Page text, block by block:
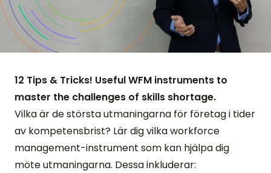
12 Tips & Tricks! Useful WFM instruments to
master the challenges of skills shortage.
Vilka är de största utmaningarna för företag i tider
av kompetensbrist? Lär dig vilka workforce
management-instrument som kan hjälpa dig
möte utmaningarna. Dessa inkluderar: